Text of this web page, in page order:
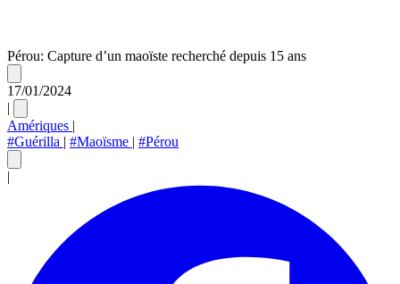
Pérou: Capture d’un maoïste recherché depuis 15 ans
17/01/2024
|
Amériques |
#Guérilla | #Maoïsme | #Pérou
|